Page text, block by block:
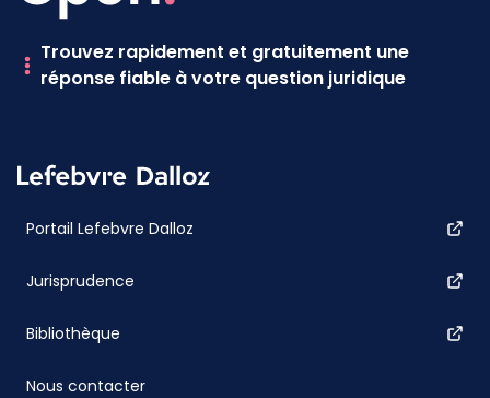
Trouvez rapidement et gratuitement une
réponse fiable à votre question juridique
Portail Lefebvre Dalloz
Jurisprudence
Bibliothèque
Nous contacter